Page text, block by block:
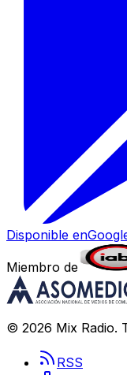
Disponible en
Miembro de
© 2026 Mix Radio.
RSS